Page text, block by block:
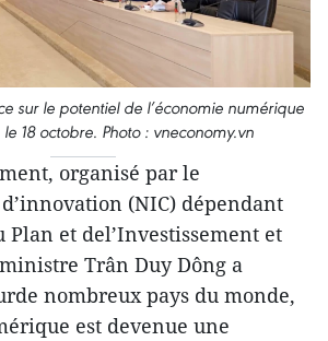
sur le potentiel de l’économie numérique
18 octobre. Photo : vneconomy.vn
organisé par le
(NIC) dépendant
et del’Investissement et
Trân Duy Dông a
nombreux pays du monde,
est devenue une